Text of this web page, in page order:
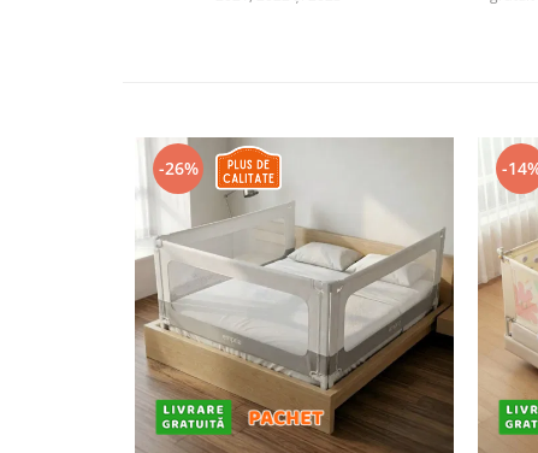
Cuburi magnetice JollyHeap®
Rechizite scolare
Stikere decorative si covoare
Stickere decorative
Covorase de joaca
Siguranta animale companie
-26% -